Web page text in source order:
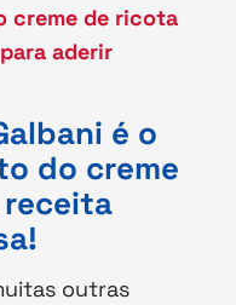
creme de ricota
aderir
é o
do creme
outras